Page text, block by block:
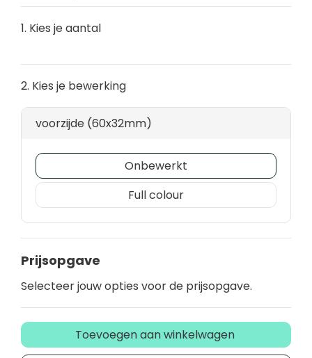
1. Kies je aantal
2. Kies je bewerking
voorzijde (60x32mm)
Onbewerkt
Full colour
Prijsopgave
Selecteer jouw opties voor de prijsopgave.
Toevoegen aan winkelwagen